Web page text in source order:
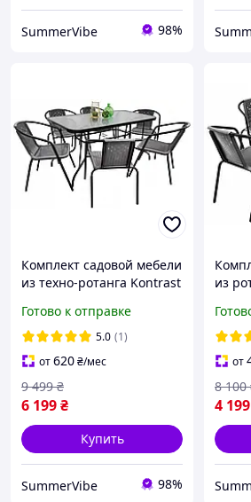
SummerVibe 98%
Комплект садовой мебели
из техно-ротанга Kontrast
столом и шестью
стульями для сада
Готово к отправке
5.0 (1)
от620₴/мес
6 199₴
9 499 ₴
Купить
SummerVibe 98%
из
от
4 199
8 100